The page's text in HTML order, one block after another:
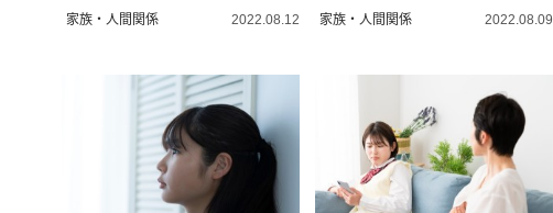
家族・人間関係 2022.08.12 家族・人間関係 2022.08.09